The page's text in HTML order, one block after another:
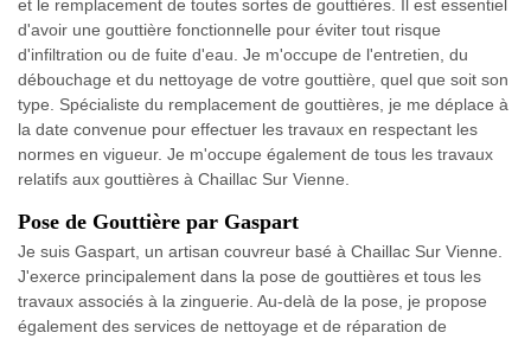
et le remplacement de toutes sortes de gouttières. Il est essentiel
d'avoir une gouttière fonctionnelle pour éviter tout risque
d'infiltration ou de fuite d'eau. Je m'occupe de l'entretien, du
débouchage et du nettoyage de votre gouttière, quel que soit son
type. Spécialiste du remplacement de gouttières, je me déplace à
la date convenue pour effectuer les travaux en respectant les
normes en vigueur. Je m'occupe également de tous les travaux
relatifs aux gouttières à Chaillac Sur Vienne.
Pose de Gouttière par Gaspart
Je suis Gaspart, un artisan couvreur basé à Chaillac Sur Vienne.
J'exerce principalement dans la pose de gouttières et tous les
travaux associés à la zinguerie. Au-delà de la pose, je propose
également des services de nettoyage et de réparation de